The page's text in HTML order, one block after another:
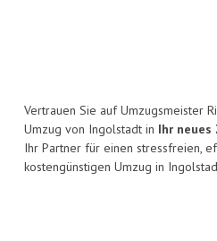
Vertrauen Sie auf Umzugsmeister
Umzug von Ingolstadt in Ihr neues
Ihr Partner für einen stressfreien,
kostengünstigen Umzug in